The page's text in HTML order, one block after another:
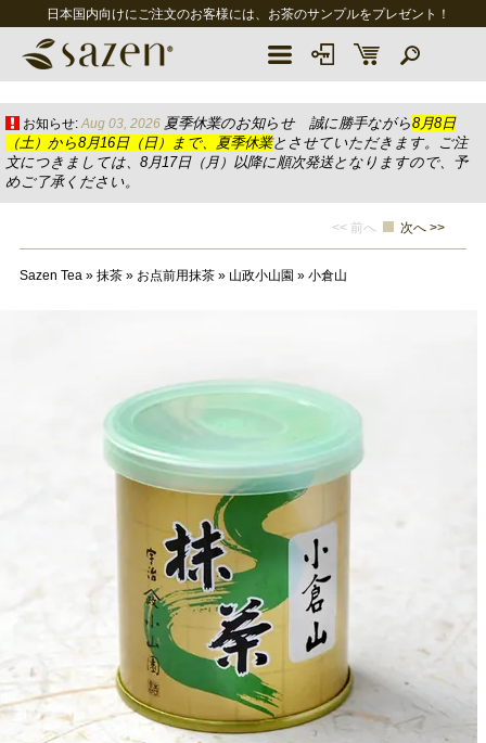
日本国内向けにご注文のお客様には、お茶のサンプルをプレゼント！
お知らせ: Aug 03, 2026 夏季休業のお知らせ 誠に勝手ながら8月8日
（土）から8月16日（日）まで、夏季休業とさせていただきます。ご注
文につきましては、8月17日（月）以降に順次発送となりますので、予
めご了承ください。
<< 前へ 次へ >>
Sazen Tea» 抹茶» お点前用抹茶» 山政小山園 » 小倉山